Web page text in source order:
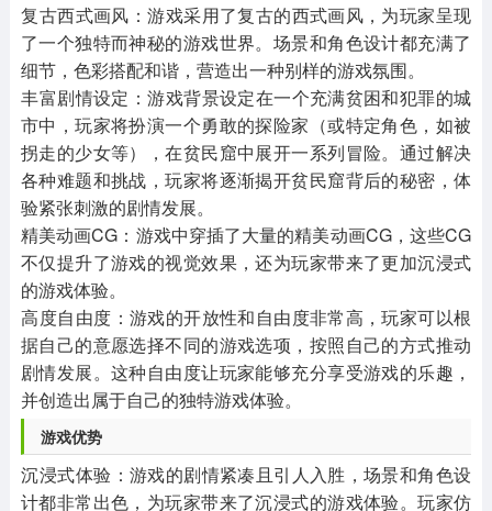
‌复古西式画风‌：游戏采用了复古的西式画风，为玩家呈现
了一个独特而神秘的游戏世界。场景和角色设计都充满了
细节，色彩搭配和谐，营造出一种别样的游戏氛围。
‌丰富剧情设定‌：游戏背景设定在一个充满贫困和犯罪的城
市中，玩家将扮演一个勇敢的探险家（或特定角色，如被
拐走的少女等），在贫民窟中展开一系列冒险。通过解决
各种难题和挑战，玩家将逐渐揭开贫民窟背后的秘密，体
验紧张刺激的剧情发展。
‌精美动画CG‌：游戏中穿插了大量的精美动画CG，这些CG
不仅提升了游戏的视觉效果，还为玩家带来了更加沉浸式
的游戏体验。
‌高度自由度‌：游戏的开放性和自由度非常高，玩家可以根
据自己的意愿选择不同的游戏选项，按照自己的方式推动
剧情发展。这种自由度让玩家能够充分享受游戏的乐趣，
并创造出属于自己的独特游戏体验。
‌游戏优势‌
‌沉浸式体验‌：游戏的剧情紧凑且引人入胜，场景和角色设
计都非常出色，为玩家带来了沉浸式的游戏体验。玩家仿